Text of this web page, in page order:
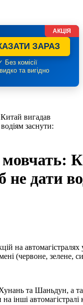
ЗАРАЗ
Без комісії
та вигідно
АКЦІЯ
вигадав
заснути:
не дати
на
(червоне, зелене,
та Шаньдун, а
інші автомагістралі